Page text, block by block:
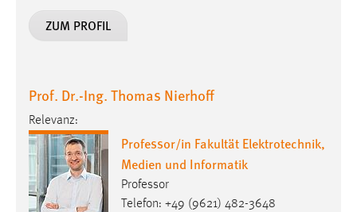
ZUM PROFIL
Prof. Dr.-Ing. Thomas Nierhoff
Relevanz:
Professor/in Fakultät Elektrotechnik,
Medien und Informatik
Professor
Telefon: +49 (9621) 482-3648